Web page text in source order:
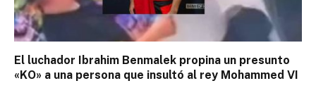
El luchador Ibrahim Benmalek propina un presunto
«KO» a una persona que insultó al rey Mohammed VI